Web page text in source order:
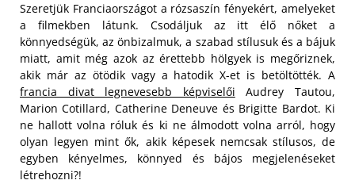
Szeretjük Franciaországot a rózsaszín fényekért, amelyeket
a filmekben látunk. Csodáljuk az itt élő nőket a
könnyedségük, az önbizalmuk, a szabad stílusuk és a bájuk
miatt, amit még azok az érettebb hölgyek is megőriznek,
akik már az ötödik vagy a hatodik X-et is betöltötték. A
francia divat legnevesebb képviselői Audrey Tautou,
Marion Cotillard, Catherine Deneuve és Brigitte Bardot. Ki
ne hallott volna róluk és ki ne álmodott volna arról, hogy
olyan legyen mint ők, akik képesek nemcsak stílusos, de
egyben kényelmes, könnyed és bájos megjelenéseket
létrehozni?!